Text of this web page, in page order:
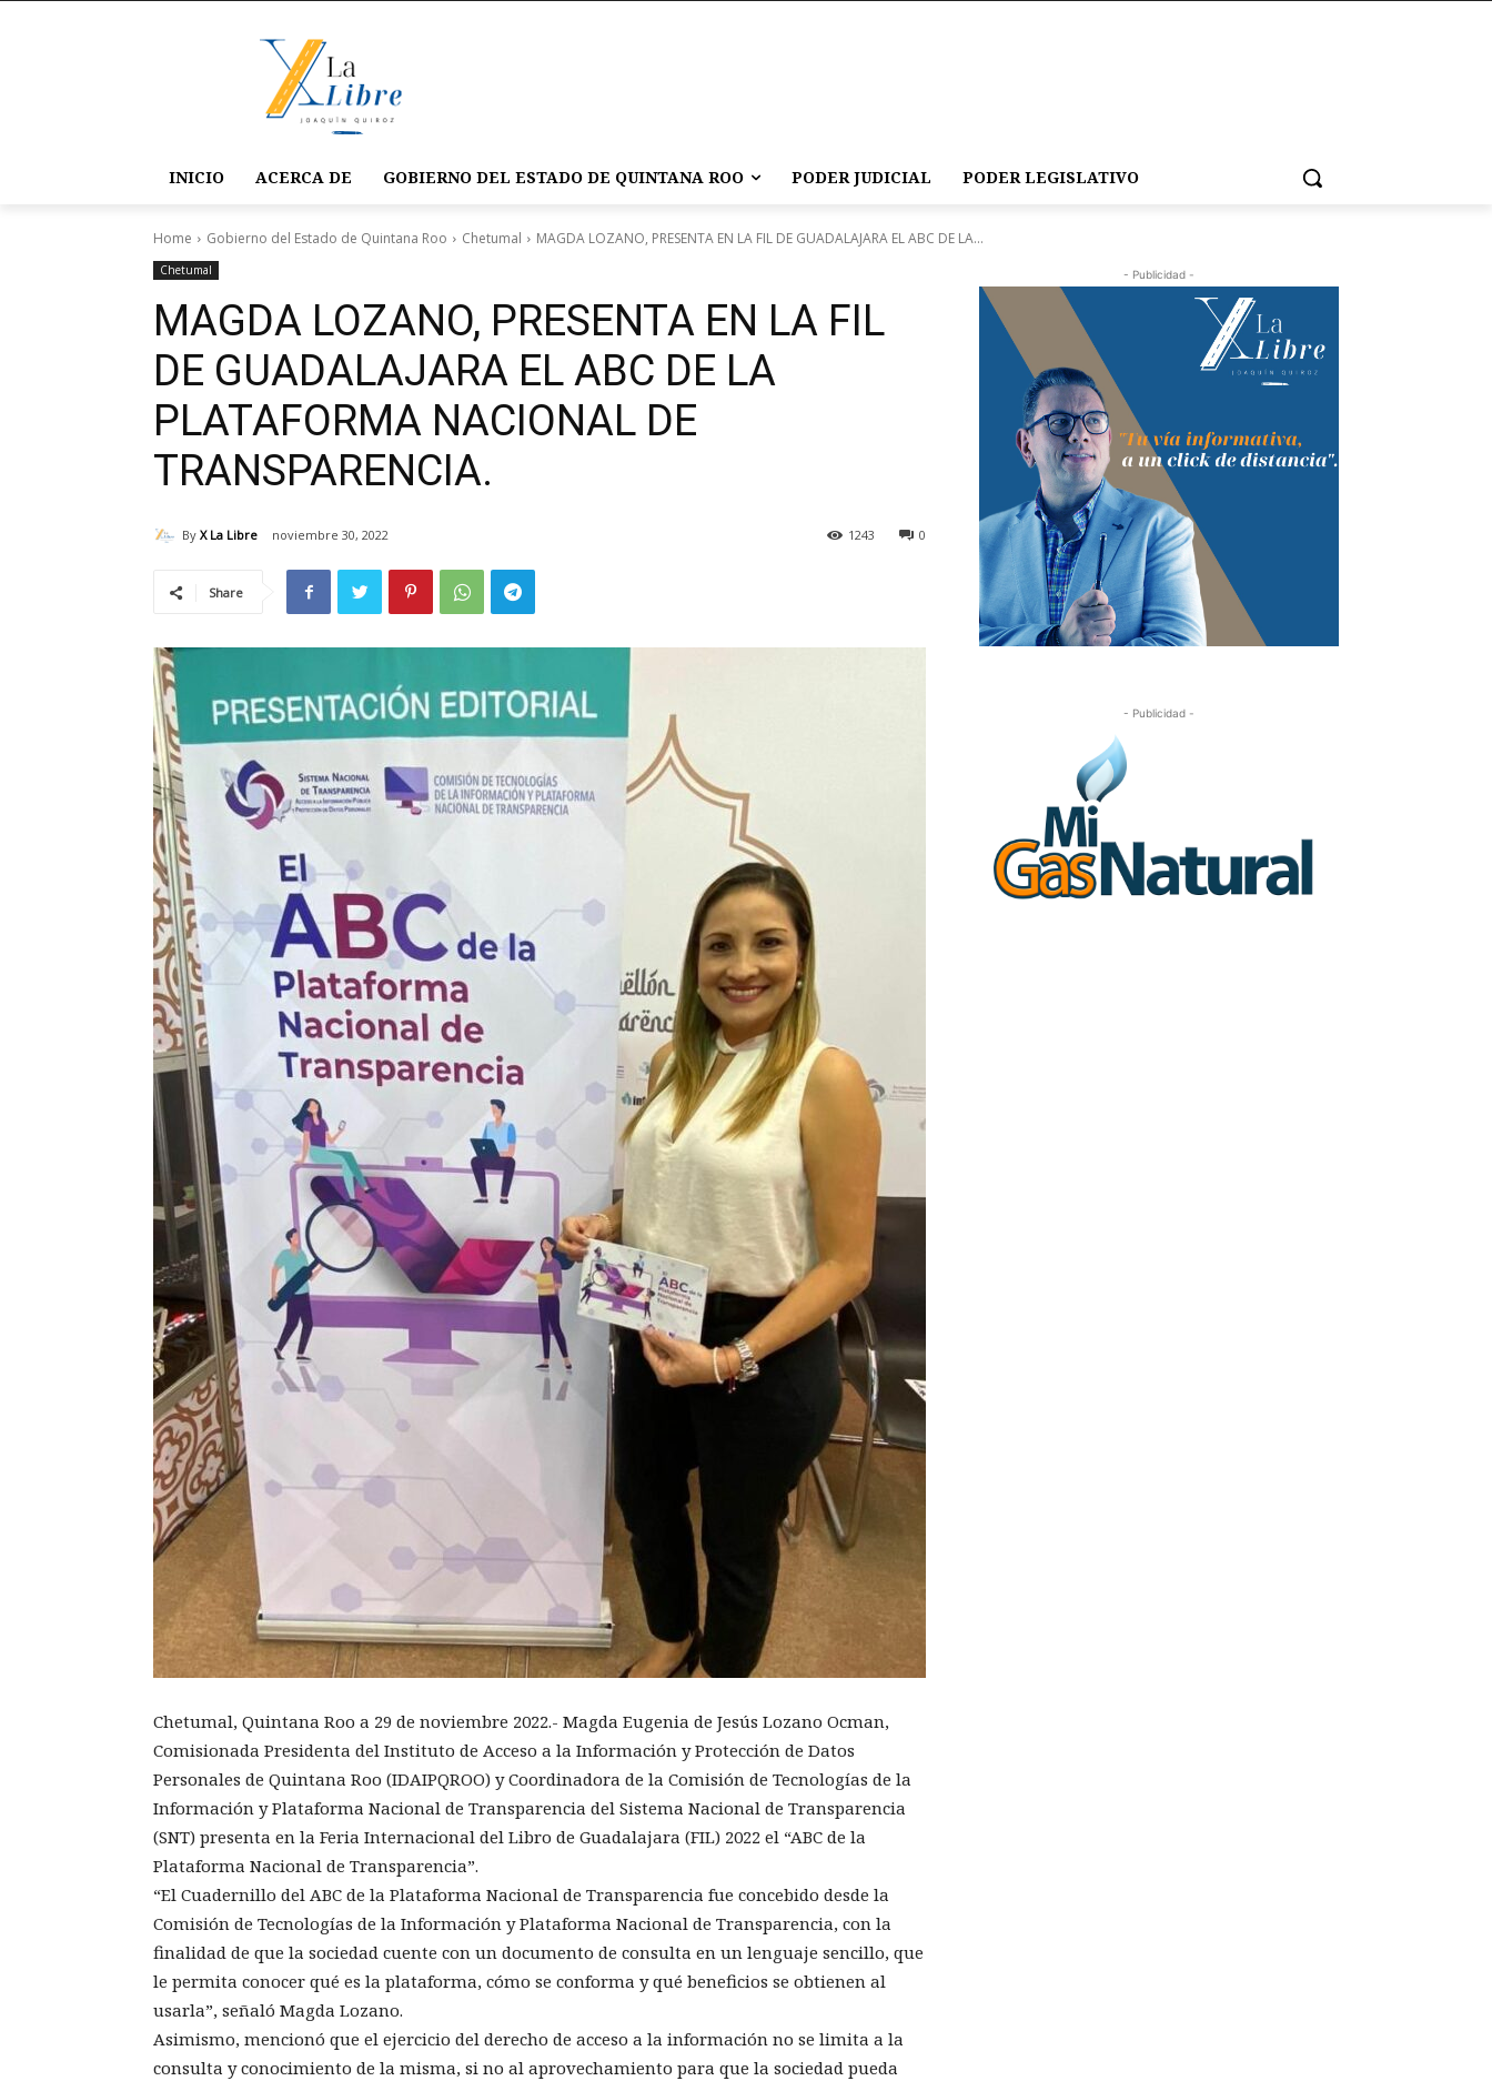
INICIO ACERCA DE GOBIERNO DEL ESTADO DE QUINTANA ROO PODER JUDICIAL PODER LEGISLATIVO
Home Gobierno del Estado de Quintana Roo Chetumal MAGDA LOZANO, PRESENTA EN LA FIL DE GUADALAJARA EL ABC DE LA...
Chetumal
MAGDA LOZANO, PRESENTA EN LA FIL
DE GUADALAJARA EL ABC DE LA
PLATAFORMA NACIONAL DE
TRANSPARENCIA.
By X La Libre noviembre 30, 2022 0
1243
Share
Chetumal, Quintana Roo a 29 de noviembre 2022.- Magda Eugenia de Jesús Lozano Ocman,
Comisionada Presidenta del Instituto de Acceso a la Información y Protección de Datos
Personales de Quintana Roo (IDAIPQROO) y Coordinadora de la Comisión de Tecnologías de la
Información y Plataforma Nacional de Transparencia del Sistema Nacional de Transparencia
(SNT) presenta en la Feria Internacional del Libro de Guadalajara (FIL) 2022 el “ABC de la
Plataforma Nacional de Transparencia”.
“El Cuadernillo del ABC de la Plataforma Nacional de Transparencia fue concebido desde la
Comisión de Tecnologías de la Información y Plataforma Nacional de Transparencia, con la
finalidad de que la sociedad cuente con un documento de consulta en un lenguaje sencillo, que
le permita conocer qué es la plataforma, cómo se conforma y qué beneficios se obtienen al
usarla”, señaló Magda Lozano.
Asimismo, mencionó que el ejercicio del derecho de acceso a la información no se limita a la
consulta y conocimiento de la misma, si no al aprovechamiento para que la sociedad pueda
- Publicidad -
- Publicidad -